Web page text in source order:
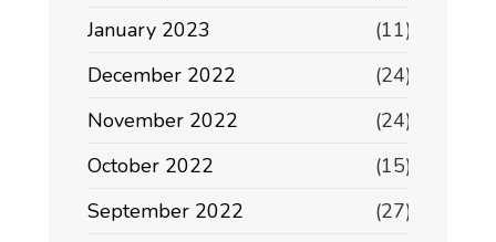
January 2023
(11)
December 2022
(24)
November 2022
(24)
October 2022
(15)
September 2022
(27)